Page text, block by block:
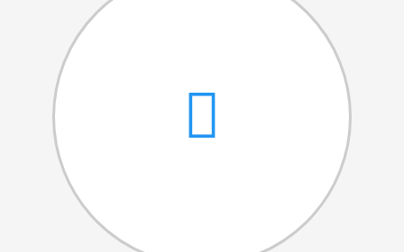
Dia da Amizade
Dia da Mulher
Dia do Pai
Festejos da Páscoa
Dia da Mãe
Dia Mundial da Criança
Marchas Populares